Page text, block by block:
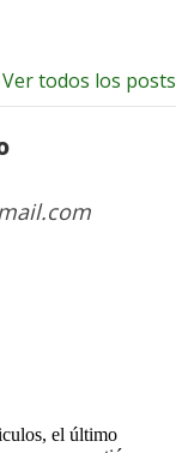
Ver todos los posts